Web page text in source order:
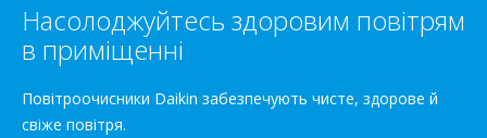
Насолоджуйтесь здоровим повітрям
в приміщенні
Повітроочисники Daikin забезпечують чисте, здорове й
свіже повітря.